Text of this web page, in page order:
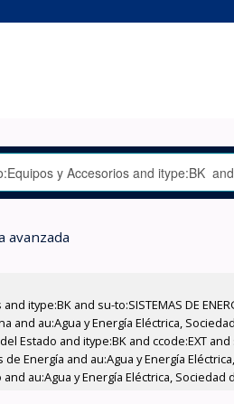
avanzada
itype:BK and su-to:SISTEMAS DE
au:Agua y Energía Eléctrica,
Estado and itype:BK and ccode:EXT
Energía and au:Agua y Energía
au:Agua y Energía Eléctrica, Sociedad